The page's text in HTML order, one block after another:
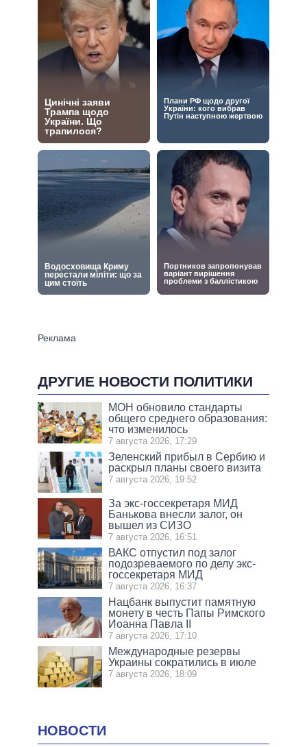
ДРУГИЕ НОВОСТИ ПОЛИТИКИ
МОН обновило стандарты
общего среднего образования:
что изменилось
7 августа 2026, 17:29
Зеленский прибыл в Сербию и
раскрыл планы своего визита
7 августа 2026, 19:52
За экс-госсекретаря МИД
Банькова внесли залог, он
вышел из СИЗО
7 августа 2026, 16:51
ВАКС отпустил под залог
подозреваемого по делу экс-
госсекретаря МИД
7 августа 2026, 16:37
Нацбанк выпустит памятную
монету в честь Папы Римского
Иоанна Павла II
7 августа 2026, 17:10
Международные резервы
Украины сократились в июле
7 августа 2026, 18:09
НОВОСТИ